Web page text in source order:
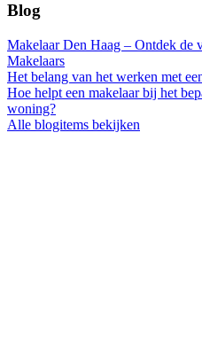
Blog
Makelaar Den Haag – Ontdek de
Makelaars
Het belang van het werken met
Hoe helpt een makelaar bij het
woning?
Alle blogitems bekijken